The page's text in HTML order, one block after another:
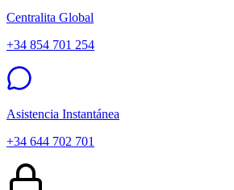
Centralita Global
+34 854 701 254
Asistencia Instantánea
+34 644 702 701